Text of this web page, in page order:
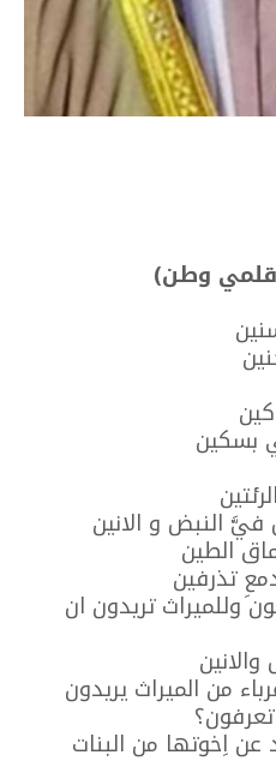
وطن)
بسكين
فيَّ النبض و الانين
الطين
تذرفين
وللميراث تريدون ان
من الميراث يريدون
عن اِخوتها من البنات